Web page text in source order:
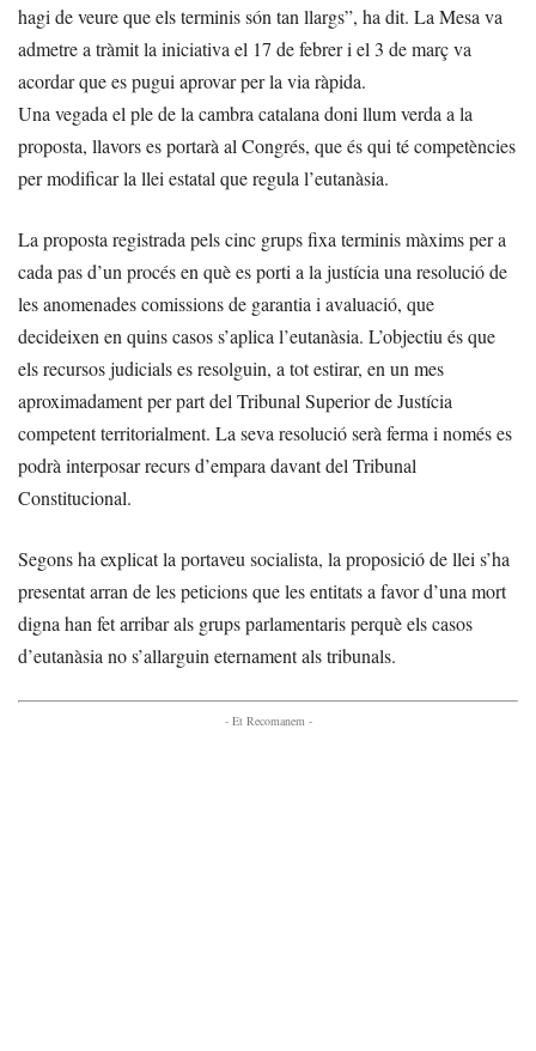
hagi de veure que els terminis són tan llargs”, ha dit. La Mesa va
admetre a tràmit la iniciativa el 17 de febrer i el 3 de març va
acordar que es pugui aprovar per la via ràpida.
Una vegada el ple de la cambra catalana doni llum verda a la
proposta, llavors es portarà al Congrés, que és qui té competències
per modificar la llei estatal que regula l’eutanàsia.
La proposta registrada pels cinc grups fixa terminis màxims per a
cada pas d’un procés en què es porti a la justícia una resolució de
les anomenades comissions de garantia i avaluació, que
decideixen en quins casos s’aplica l’eutanàsia. L’objectiu és que
els recursos judicials es resolguin, a tot estirar, en un mes
aproximadament per part del Tribunal Superior de Justícia
competent territorialment. La seva resolució serà ferma i només es
podrà interposar recurs d’empara davant del Tribunal
Constitucional.
Segons ha explicat la portaveu socialista, la proposició de llei s’ha
presentat arran de les peticions que les entitats a favor d’una mort
digna han fet arribar als grups parlamentaris perquè els casos
d’eutanàsia no s’allarguin eternament als tribunals.
- Et Recomanem -